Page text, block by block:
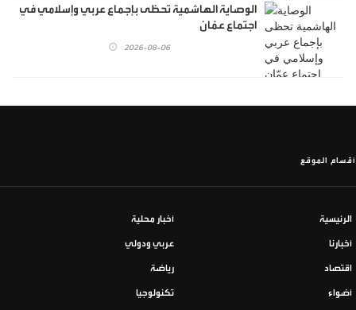
الوصاية الهاشمية تحظى بإجماع عربي وإسلامي في
اجتماع عمّان
2026-08-06
أقسام الموقع
الرئيسية أخبار محلية
أخبارنا عربي ودولي
اقتصاد رياضة
أضواء تكنولوجيا